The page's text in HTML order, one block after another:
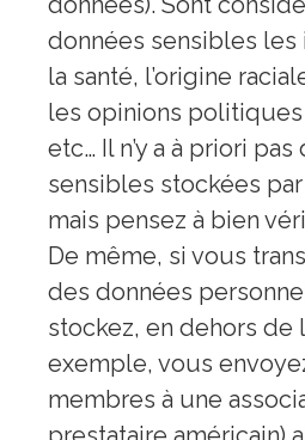
données sensibles
la santé, l’origine
les opinions
etc… Il n’y a à priori
sensibles stockées par
mais pensez à bien
De même, si vous
des données
stockez, en dehors de
exemple, vous
membres à une